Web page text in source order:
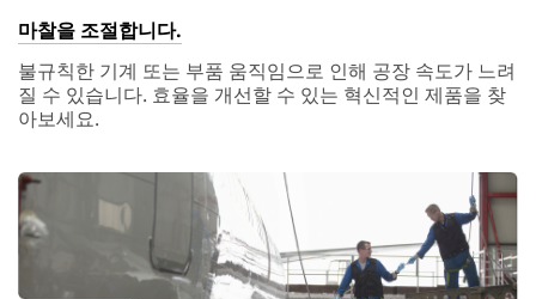
마찰을 조절합니다.
불규칙한 기계 또는 부품 움직임으로 인해 공장 속도가 느려
질 수 있습니다. 효율을 개선할 수 있는 혁신적인 제품을 찾
아보세요.